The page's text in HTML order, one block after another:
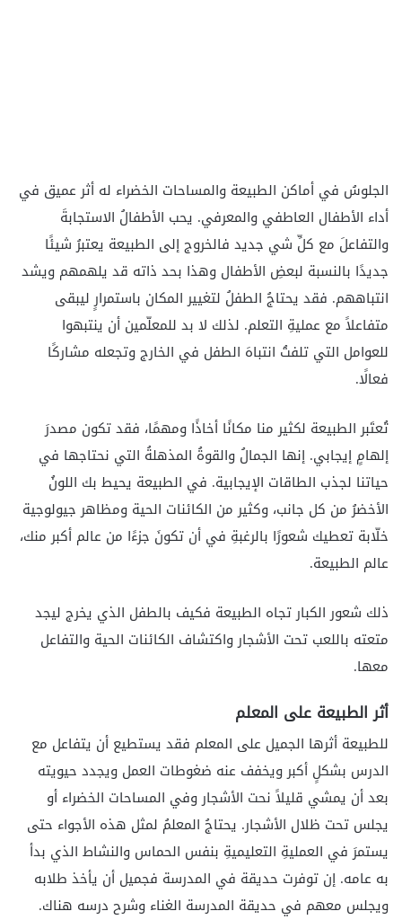
الجلوسُ في أماكن الطبيعة والمساحات الخضراء له أثر عميق في
أداء الأطفال العاطفي والمعرفي. يحب الأطفالُ الاستجابةَ
والتفاعلَ مع كلِّ شي جديد فالخروج إلى الطبيعة يعتبرُ شيئًا
جديدًا بالنسبة لبعضِ الأطفال وهذا بحد ذاته قد يلهمهم ويشد
انتباههم. فقد يحتاجُ الطفلُ لتغيير المكان باستمرارٍ ليبقى
متفاعلاً مع عمليةِ التعلم. لذلك لا بد للمعلّمين أن ينتبهوا
للعوامل التي تلفتُ انتباهَ الطفل في الخارج وتجعله مشاركًا
فعالًا.
تُعتَبر الطبيعة لكثير منا مكانًا أخاذًا ومهمًا، فقد تكون مصدرَ
إلهامٍ إيجابي. إنها الجمالُ والقوةُ المذهلةُ التي نحتاجها في
حياتنا لجذب الطاقات الإيجابية. في الطبيعة يحيط بك اللونُ
الأخضرُ من كل جانب، وكثير من الكائنات الحية ومظاهر جيولوجية
خلّابة تعطيك شعورًا بالرغبةِ في أن تكونَ جزءًا من عالم أكبر منك،
عالم الطبيعة.
ذلك شعور الكبار تجاه الطبيعة فكيف بالطفل الذي يخرج ليجد
متعته باللعب تحت الأشجار واكتشاف الكائنات الحية والتفاعل
معها.
أثر الطبيعة على المعلم
للطبيعة أثرها الجميل على المعلم فقد يستطيع أن يتفاعل مع
الدرس بشكلٍ أكبر ويخفف عنه ضغوطات العمل ويجدد حيويته
بعد أن يمشي قليلاً نحت الأشجار وفي المساحات الخضراء أو
يجلس تحت ظلال الأشجار. يحتاجُ المعلمُ لمثل هذه الأجواء حتى
يستمرَ في العمليةِ التعليميةِ بنفس الحماس والنشاط الذي بدأ
به عامه. إن توفرت حديقة في المدرسة فجميل أن يأخذ طلابه
ويجلس معهم في حديقة المدرسة الغناء وشرح درسه هناك.